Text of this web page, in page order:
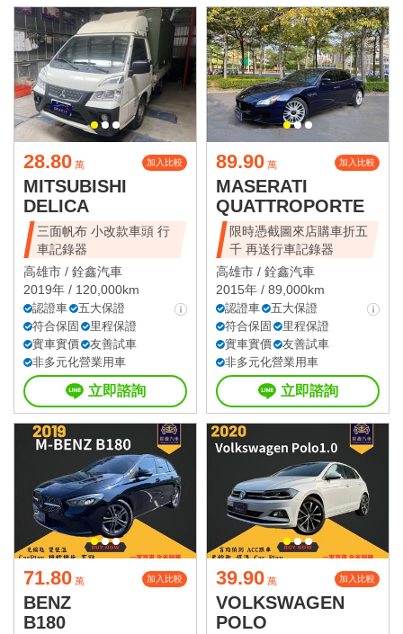
28.80 萬 加入比較
MITSUBISHI
DELICA
三面帆布 小改款車頭 行
車記錄器
高雄市 / 銓鑫汽車
2019年 / 120,000km
認證車
五大保證
符合保固
里程保證
實車實價
友善試車
非多元化營業用車
立即諮詢
89.90 萬 加入比較
MASERATI
QUATTROPORTE
限時憑截圖來店購車折五
千 再送行車記錄器
高雄市 / 銓鑫汽車
2015年 / 89,000km
認證車
五大保證
符合保固
里程保證
實車實價
友善試車
非多元化營業用車
立即諮詢
71.80 萬 加入比較
BENZ
B180
39.90 萬 加入比較
VOLKSWAGEN
POLO